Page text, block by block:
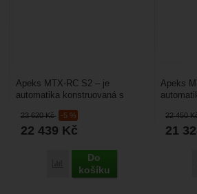
23 620Kč -5 %
22 439 Kč
Přidat 'Apeks MTX-RC S2' k
Do
košíku
Apeks MTX-RC S2 – je
automatika konstruovaná s
vodu. Má proto
maximalizovanou...
22 450
21
Apeks
vodu.